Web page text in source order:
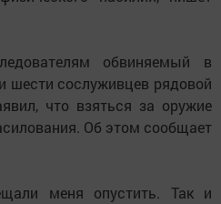
обвиняемый в
шести сослуживцев рядовой
что взяться за оружие
Об этом сообщает
меня опустить. Так и